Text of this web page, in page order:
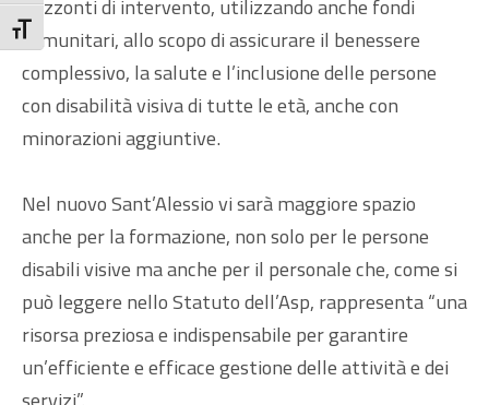
Attiva/disattiva dimensione testo
orizzonti di intervento, utilizzando anche fondi
comunitari, allo scopo di assicurare il benessere
complessivo, la salute e l’inclusione delle persone
con disabilità visiva di tutte le età, anche con
minorazioni aggiuntive.
Nel nuovo Sant’Alessio vi sarà maggiore spazio
anche per la formazione, non solo per le persone
disabili visive ma anche per il personale che, come si
può leggere nello Statuto dell’Asp, rappresenta “una
risorsa preziosa e indispensabile per garantire
un’efficiente e efficace gestione delle attività e dei